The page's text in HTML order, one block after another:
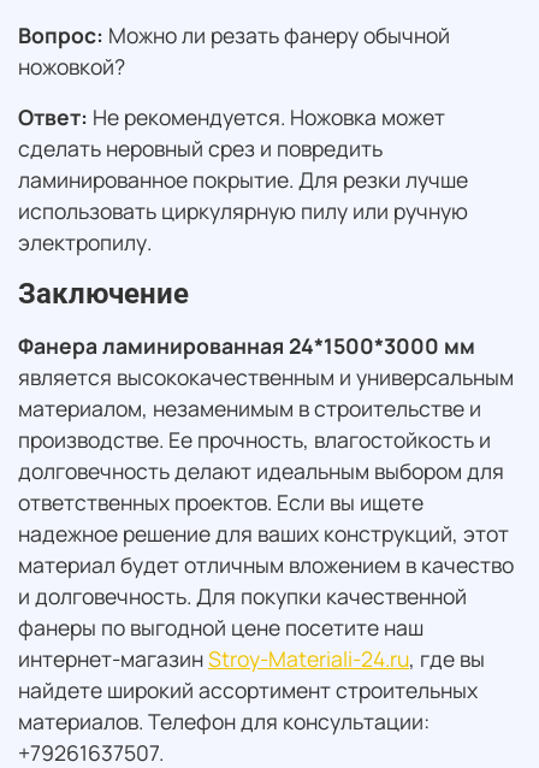
Вопрос: Можно ли резать фанеру обычной
ножовкой?
Ответ: Не рекомендуется. Ножовка может
сделать неровный срез и повредить
ламинированное покрытие. Для резки лучше
использовать циркулярную пилу или ручную
электропилу.
Заключение
Фанера ламинированная 24*1500*3000 мм
является высококачественным и универсальным
материалом, незаменимым в строительстве и
производстве. Ее прочность, влагостойкость и
долговечность делают идеальным выбором для
ответственных проектов. Если вы ищете
надежное решение для ваших конструкций, этот
материал будет отличным вложением в качество
и долговечность. Для покупки качественной
фанеры по выгодной цене посетите наш
интернет-магазинStroy-Materiali-24.ru, где вы
найдете широкий ассортимент строительных
материалов. Телефон для консультации:
+79261637507.